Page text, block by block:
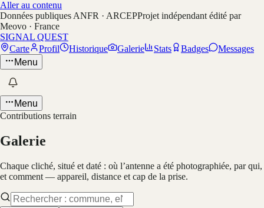
Aller au contenu
Données publiques ANFR · ARCEPProjet indépendant édité par
Meovo · France
SIGNAL QUEST
Carte
Profil Historique Galerie Stats Badges
Messages
Menu
Menu
Contributions terrain
Galerie
Chaque cliché, situé et daté : où l’antenne a été photographiée, par qui,
et comment — appareil, distance et cap de la prise.